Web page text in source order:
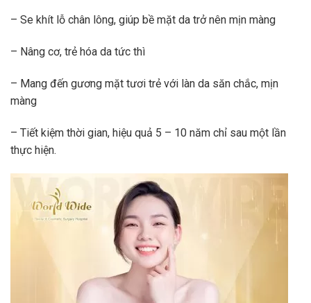
– Se khít lỗ chân lông, giúp bề mặt da trở nên mịn màng
– Nâng cơ, trẻ hóa da tức thì
– Mang đến gương mặt tươi trẻ với làn da săn chắc, mịn
màng
– Tiết kiệm thời gian, hiệu quả 5 – 10 năm chỉ sau một lần
thực hiện.